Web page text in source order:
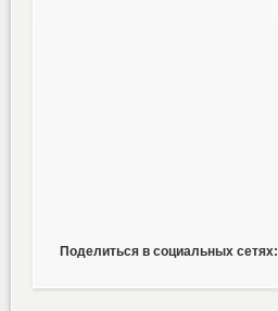
Поделиться в социальных сетях: